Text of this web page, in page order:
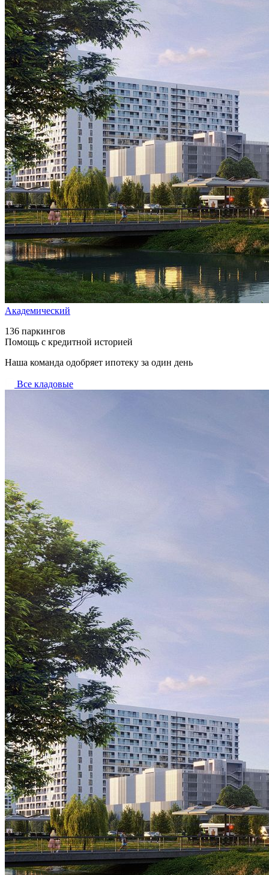
Академический
136 паркингов
Помощь с кредитной историей
Наша команда одобряет ипотеку за один день
Все кладовые